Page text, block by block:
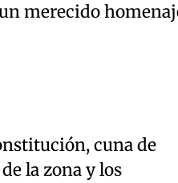
merecido
cuna de
la zona y los